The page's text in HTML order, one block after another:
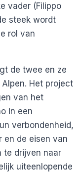
vader (Filippo
steek wordt
rol van
de twee en ze
Het project
van het
in een
verbondenheid,
en de eisen van
te drijven naar
uiteenlopende